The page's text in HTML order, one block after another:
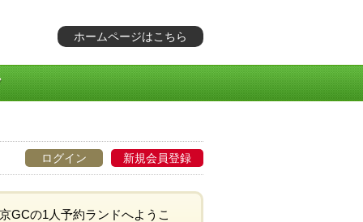
ホームページはこちら
新規会員登録
ログイン
GCの1人予約ランドへようこ